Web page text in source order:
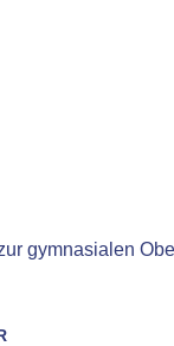
gymnasialen